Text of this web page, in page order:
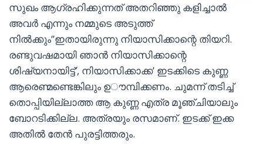
സുഖം ആഗ്രഹിക്കുന്നത് അതറിഞ്ഞു കളിച്ചാൽ
അവർ എന്നും നമ്മുടെ അടുത്ത്
നിൽക്കും”ഇതായിരുന്നു നിയാസിക്കാന്റെ തിയറി.
രണ്ടുവഷമായി ഞാൻ നിയാസിക്കാന്റെ
ശിഷ്യനായിട്ട്’, നിയാസിക്കാക്ക’ ഇടക്കിടെ കുണ്ണ
ആരെണ്മണ്ടെങ്കിലും ഉൗമ്പിക്കണം. ചുമന്ന് തടിച്ച്
തൊപ്പിയില്ലാത്ത ആ കുണ്ണ എത്ര മൂഞ്ചിയാലും
ബോറടിക്കില്ല. അത്രയും രസമാണ്. ഇടക്ക് ഇക്ക
അതിൽ തേൻ പുരട്ടിത്തരും.